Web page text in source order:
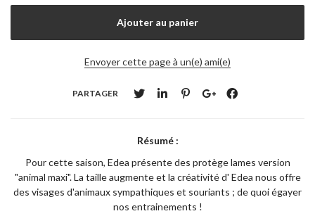
Envoyer cette page à un(e) ami(e)
PARTAGER
Résumé :
Pour cette saison, Edea présente des protège lames version
"animal maxi". La taille augmente et la créativité d' Edea nous offre
des visages d'animaux sympathiques et souriants ; de quoi égayer
nos entrainements !